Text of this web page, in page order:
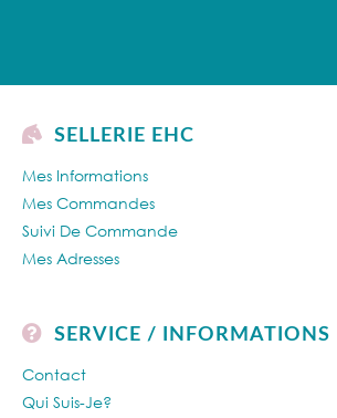
SELLERIE EHC
Mes Informations
Mes Commandes
Suivi De Commande
Mes Adresses
SERVICE / INFORMATIONS
Contact
Qui Suis-Je?